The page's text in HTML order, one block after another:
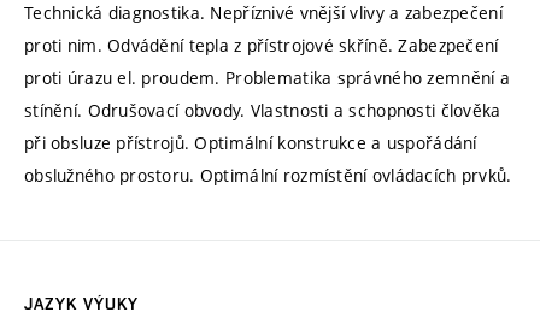
Technická diagnostika. Nepříznivé vnější vlivy a zabezpečení
proti nim. Odvádění tepla z přístrojové skříně. Zabezpečení
proti úrazu el. proudem. Problematika správného zemnění a
stínění. Odrušovací obvody. Vlastnosti a schopnosti člověka
při obsluze přístrojů. Optimální konstrukce a uspořádání
obslužného prostoru. Optimální rozmístění ovládacích prvků.
JAZYK VÝUKY